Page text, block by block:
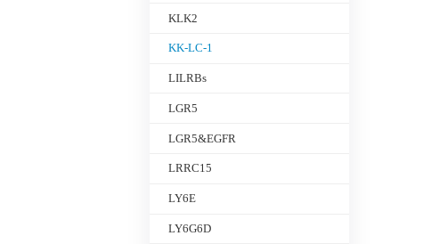
KLK2
KK-LC-1
LILRBs
LGR5
LGR5&EGFR
LRRC15
LY6E
LY6G6D